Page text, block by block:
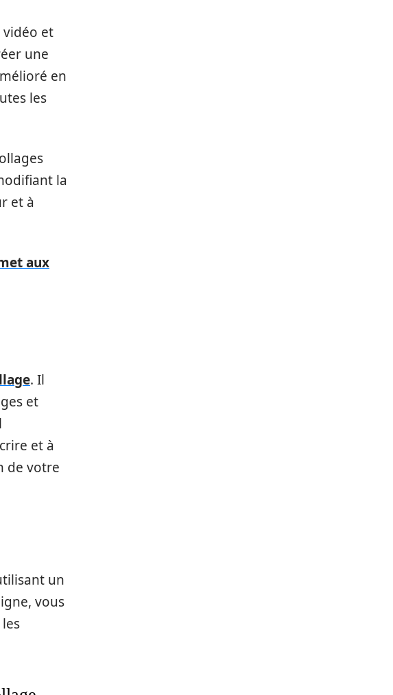
vidéo et
une
en
les
la
et à
aux
. Il
et
et à
de votre
un
vous